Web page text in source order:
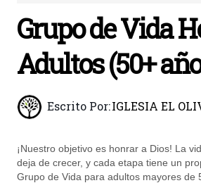
Grupo de Vida
Adultos (50+
Escrito Por:IGLESIA EL
¡Nuestro objetivo es honrar a Dios! La
deja de crecer, y cada etapa tiene un
Grupo de Vida para adultos mayores de